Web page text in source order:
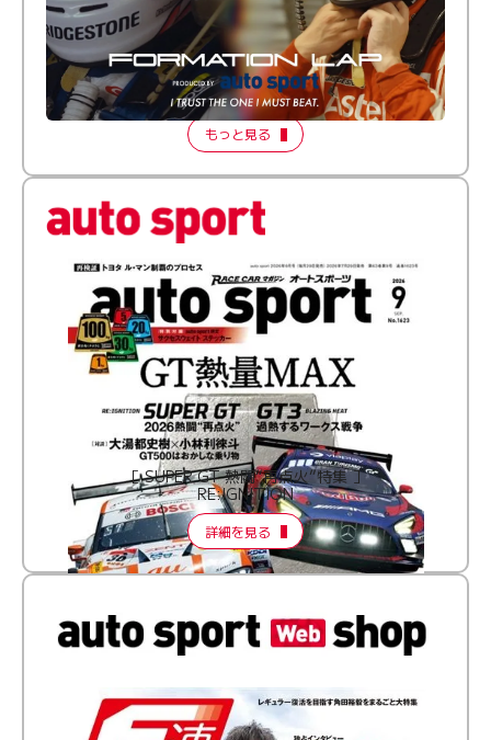
倒す相手を、信じてる。小林利徠斗 × 野村勇斗
【FORMATION LAP Produced by auto sport】
2026 Episode 2
もっと見る
［ SUPER GT 熱闘“再点火”特集 ］
RE:IGNITION
詳細を見る